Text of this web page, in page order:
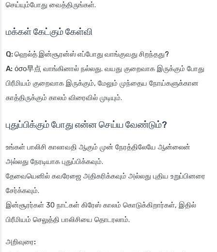
செய்யும்போது வைத்திருங்கள்.
மக்கள் கேட்கும் கேள்வி
Q: ஹெல்த் இன்சூரன்ஸ் எப்போது வாங்குவது சிறந்தது?
A: όσο早点 வாங்கினால் நல்லது. வயது குறைவாக இருக்கும் போது
பிரீமியம் குறைவாக இருக்கும், மேலும் முந்தைய நோய்களுக்கான
காத்திருக்கும் காலம் விரைவில் முடியும்.
புதுப்பிக்கும் போது என்ன செய்ய வேண்டும்?
உங்கள் பாலிசி காலாவதி ஆகும் முன் நேரத்திலேயே ஆன்லைன்
அல்லது நேரடியாக புதுப்பிக்கவும்.
தேவையெனில் கவரேஜை அதிகரிக்கவும் அல்லது புதிய உறுப்பினரை
சேர்க்கவும்.
இன்சூரர்கள் 30 நாட்கள் கிரேஸ் காலம் கொடுக்கிறார்கள், இதில்
பிரீமியம் செலுத்தி பாலிசியை தொடரலாம்.
அறிவுரை: